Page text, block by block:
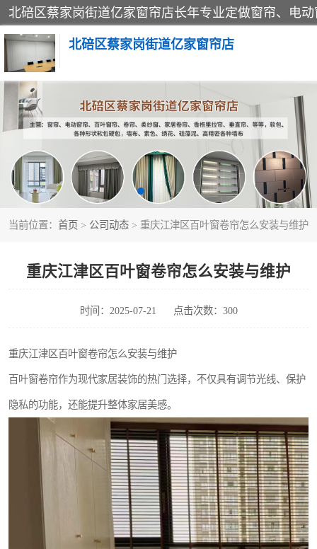
北碚区蔡家岗街道亿家窗帘店
当前位置： 首页 > 公司动态 > 重庆江津区百叶窗卷帘怎么安装与维护
重庆江津区百叶窗卷帘怎么安装与维护
时间：2025-07-21 点击次数：300
重庆江津区百叶窗卷帘怎么安装与维护
百叶窗卷帘作为现代家居装饰的热门选择，不仅具有调节光线、保护
隐私的功能，还能提升整体家居美感。
软包硬包
窗帘